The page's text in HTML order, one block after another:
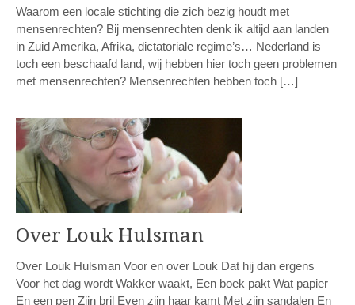
Waarom een locale stichting die zich bezig houdt met
mensenrechten? Bij mensenrechten denk ik altijd aan landen
in Zuid Amerika, Afrika, dictatoriale regime’s… Nederland is
toch een beschaafd land, wij hebben hier toch geen problemen
met mensenrechten? Mensenrechten hebben toch […]
Over Louk Hulsman
Over Louk Hulsman Voor en over Louk Dat hij dan ergens
Voor het dag wordt Wakker waakt, Een boek pakt Wat papier
En een pen Zijn bril Even zijn haar kamt Met zijn sandalen En